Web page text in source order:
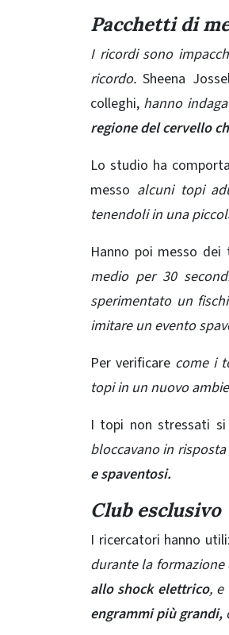
Pacchetti di
I ricordi sono
ricordo. Sheena
colleghi, hanno
regione del cervello
Lo studio ha
messo alcuni topi
tenendoli in una
Hanno poi messo dei
medio per 30
sperimentato un
imitare un evento
Per verificare come i
topi in un nuovo
I topi non stressati
bloccavano in
e spaventosi.
Club esclusivo
I ricercatori hanno
durante la
allo shock elettrico, e
engrammi più grandi,